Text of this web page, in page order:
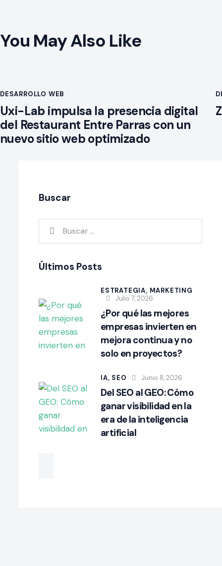
You May Also Like
DESARROLLO WEB
Uxi-Lab impulsa la presencia digital
del Restaurant Entre Parras con un
nuevo sitio web optimizado
Buscar
Últimos Posts
ESTRATEGIA, MARKETING
Julio 7, 2026
¿Por qué las mejores
empresas invierten en
mejora continua y no
solo en proyectos?
IA, SEO Junio 8, 2026
Del SEO al GEO: Cómo
ganar visibilidad en la
era de la inteligencia
artificial